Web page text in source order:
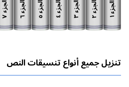
الجزء
١
الجزء
٢
الجزء
٣
الجزء
٤
الجزء
٥
الجزء
٦
الجزء
٧
تنزيل جميع أنواع تنسيقات النص